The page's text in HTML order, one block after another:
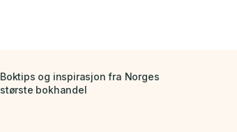
Boktips og inspirasjon fra Norges
største bokhandel